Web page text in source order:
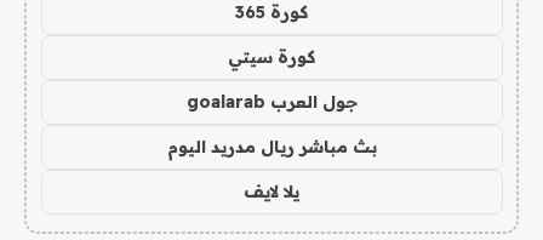
كورة 365
كورة سيتي
جول العرب goalarab
بث مباشر ريال مدريد اليوم
يلا لايف